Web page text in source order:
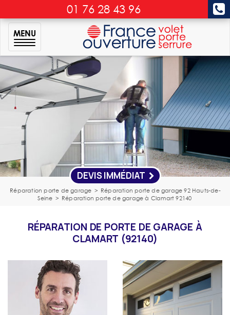
01 76 28 43 96
MENU
DEVIS IMMÉDIAT
Réparation porte de garage > Réparation porte de garage 92 Hauts-de-
Seine > Réparation porte de garage à Clamart 92140
RÉPARATION DE PORTE DE GARAGE À
CLAMART (92140)